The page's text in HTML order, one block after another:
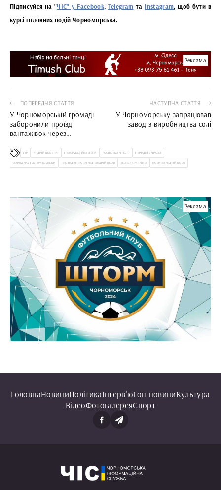
Підписуйся на "ЧІС" у Facebook, Telegram та Instagram, щоб бути в
курсі головних подій Чорноморська.
Реклама
ПОПЕРЕДНЯ СТАТТЯ
У Чорноморській громаді
заборонили проїзд
вантажівок через
НАСТУПНА СТАТТЯ
У Чорноморську запрацював
завод з виробництва солі
ГУР АНДРІЙ ЮСОВ ГУР ІНФОРМАЦІЙНА ВІЙНА РОСІЙСЬКА АГРЕСІЯ ГІБРИДНІ ЗАГРОЗИ
ФОРУМ АРХІТЕКТУРА БЕЗПЕКИ ПРОТИДІЯ ПРОПАГАНДІ АНДРІЙ ЮСОВ БЕЗПЕКА УКРАЇНИ НОВИНИ АНДРІЙ ЮСОВ
Реклама
ГоловнаНовиниПолітикаІнтерв'юТоп-новиниКультура
ВідеоФотогалереяСпорт